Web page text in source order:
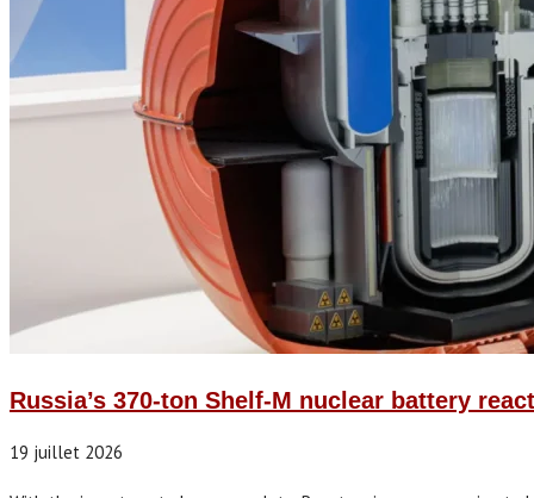
Russia’s 370-ton Shelf-M nuclear battery
19 juillet 2026